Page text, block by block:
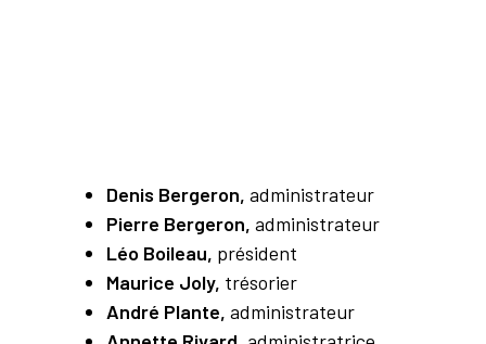
Denis Bergeron, administrateur
Pierre Bergeron, administrateur
Léo Boileau, président
Maurice Joly, trésorier
André Plante, administrateur